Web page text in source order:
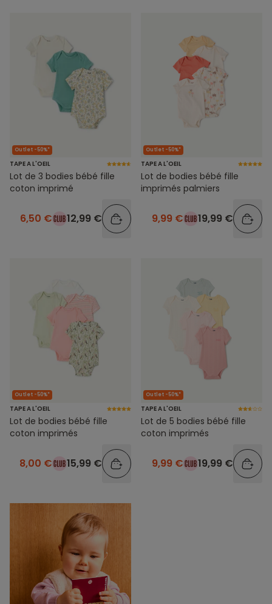
Outlet -50%*
TAPE A L'OEIL
Lot de 3 bodies bébé fille
coton imprimé
6,50 € 12,99 €
Outlet -50%*
TAPE A L'OEIL
Lot de bodies bébé fille
imprimés palmiers
9,99 € 19,99 €
Outlet -50%*
TAPE A L'OEIL
Lot de bodies bébé fille
coton imprimés
8,00 € 15,99 €
Outlet -50%*
TAPE A L'OEIL
Lot de 5 bodies bébé fille
coton imprimés
9,99 € 19,99 €